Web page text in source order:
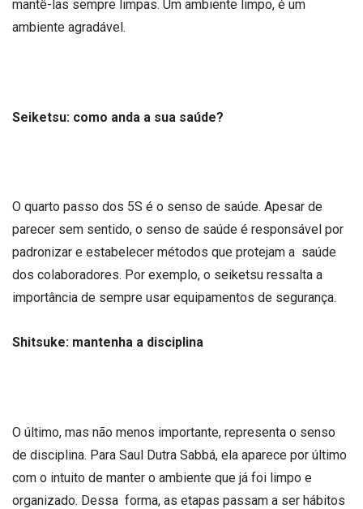
mantê-las sempre limpas. Um ambiente limpo, é um
ambiente agradável.
Seiketsu: como anda a sua saúde?
O quarto passo dos 5S é o senso de saúde. Apesar de
parecer sem sentido, o senso de saúde é responsável por
padronizar e estabelecer métodos que protejam a saúde
dos colaboradores. Por exemplo, o seiketsu ressalta a
importância de sempre usar equipamentos de segurança.
Shitsuke: mantenha a disciplina
O último, mas não menos importante, representa o senso
de disciplina. Para Saul Dutra Sabbá, ela aparece por último
com o intuito de manter o ambiente que já foi limpo e
organizado. Dessa forma, as etapas passam a ser hábitos